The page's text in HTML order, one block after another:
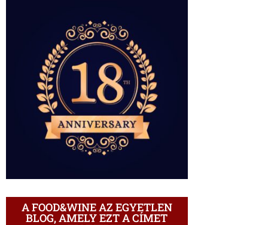
A FOOD&WINE AZ EGYETLEN
BLOG, AMELY EZT A CÍMET